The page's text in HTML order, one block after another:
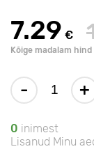
7.29 €
Kõige madalam
- +
0 inimest
Lisanud Minu